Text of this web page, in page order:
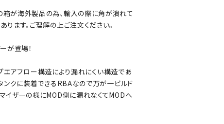
が海外製品の為、輸入の際に角が潰れて
ます。ご理解の上ご注文ください。
が登場！
アフロー構造により漏れにくい構造であ
ンクに装着できるRBAなので万が一ビルド
イザーの様にMOD側に漏れなくてMODへ